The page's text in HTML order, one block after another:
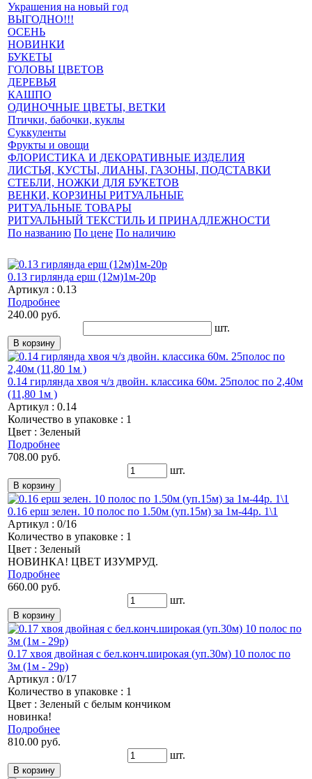
Украшения на новый год
ВЫГОДНО!!!
ОСЕНЬ
НОВИНКИ
БУКЕТЫ
ГОЛОВЫ ЦВЕТОВ
ДЕРЕВЬЯ
КАШПО
ОДИНОЧНЫЕ ЦВЕТЫ, ВЕТКИ
Птички, бабочки, куклы
Суккуленты
Фрукты и овощи
ФЛОРИСТИКА И ДЕКОРАТИВНЫЕ ИЗДЕЛИЯ
ЛИСТЬЯ, КУСТЫ, ЛИАНЫ, ГАЗОНЫ, ПОДСТАВКИ
СТЕБЛИ, НОЖКИ ДЛЯ БУКЕТОВ
ВЕНКИ, КОРЗИНЫ РИТУАЛЬНЫЕ
РИТУАЛЬНЫЕ ТОВАРЫ
РИТУАЛЬНЫЙ ТЕКСТИЛЬ И ПРИНАДЛЕЖНОСТИ
По названию По цене По наличию
0.13 гирлянда ерш (12м)1м-20р
Артикул : 0.13
Подробнее
240.00 руб.
шт.
0.14 гирлянда хвоя ч/з двойн. классика 60м. 25полос по 2,40м
(11,80 1м )
Артикул : 0.14
Количество в упаковке : 1
Цвет : Зеленый
Подробнее
708.00 руб.
шт.
0.16 ерш зелен. 10 полос по 1.50м (уп.15м) за 1м-44р. 1\1
Артикул : 0/16
Количество в упаковке : 1
Цвет : Зеленый
НОВИНКА! ЦВЕТ ИЗУМРУД.
Подробнее
660.00 руб.
шт.
0.17 хвоя двойная с бел.конч.широкая (уп.30м) 10 полос по
3м (1м - 29р)
Артикул : 0/17
Количество в упаковке : 1
Цвет : Зеленый с белым кончиком
новинка!
Подробнее
810.00 руб.
шт.